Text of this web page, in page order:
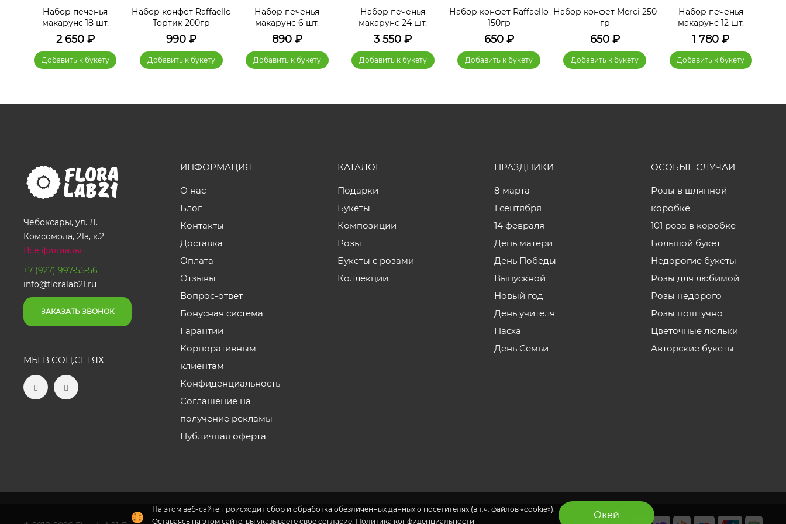
Набор печенья
макарунс 18 шт.
2 650₽
Добавить к букету
Набор конфет Raffaello
Тортик 200гр
990₽
Добавить к букету
Набор печенья
макарунс 6 шт.
890₽
Добавить к букету
Набор печенья
макарунс 24 шт.
3 550 ₽
Добавить к букету
Набор конфет Raffaello
150гр
650₽
Добавить к букету
Набор конфет Merci 250
гр
650₽
Добавить к букету
Набор печенья
макарунс 12 шт.
1 780 ₽
Добавить к букету
На этом веб-сайте происходит сбор и обработка обезличенных данных о посетителях (в т.ч. файлов «cookie»).
Оставаясь на этом сайте, вы указываете свое согласие. Политика конфиденциальности
Окей
Чебоксары, ул. Л.
Комсомола, 21а, к.2
Все филиалы
+7 (927) 997-55-56
info@floralab21.ru
ЗАКАЗАТЬ ЗВОНОК
МЫ В СОЦ.СЕТЯХ
ИНФОРМАЦИЯ
О нас
Блог
Контакты
Доставка
Оплата
Отзывы
Вопрос-ответ
Бонусная система
Гарантии
Корпоративным
клиентам
Конфиденциальность
Соглашение на
получение рекламы
Публичная оферта
КАТАЛОГ
Подарки
Букеты
Композиции
Розы
Букеты с розами
Коллекции
ПРАЗДНИКИ
8 марта
1 сентября
14 февраля
День матери
День Победы
Выпускной
Новый год
День учителя
Пасха
День Семьи
ОСОБЫЕ СЛУЧАИ
Розы в шляпной
коробке
101 роза в коробке
Большой букет
Недорогие букеты
Розы для любимой
Розы недорого
Розы поштучно
Цветочные люльки
Авторские букеты